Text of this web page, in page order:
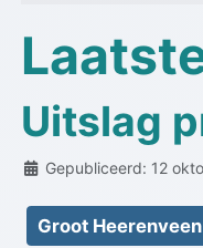
Uitslag
Details
Gepubliceerd: 12
Groot Heerenveen